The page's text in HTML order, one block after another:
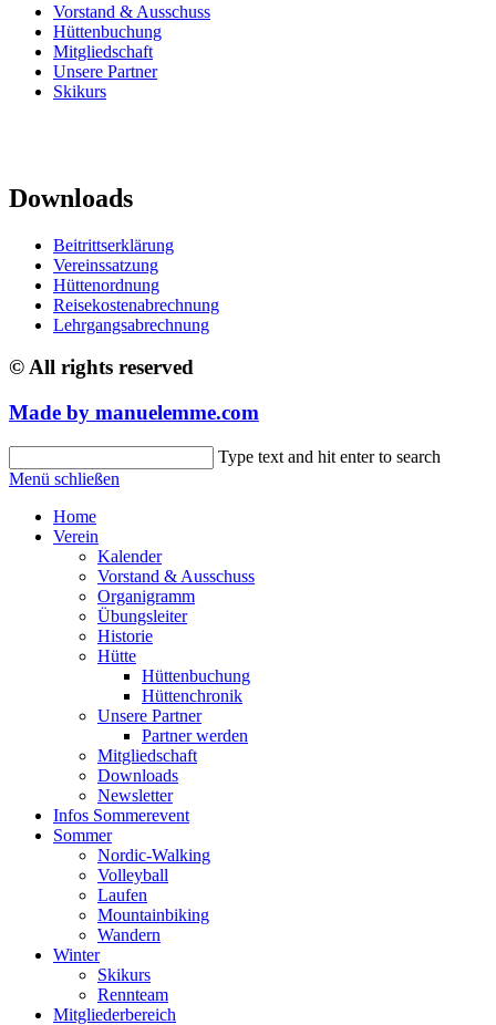
Vorstand & Ausschuss
Hüttenbuchung
Mitgliedschaft
Unsere Partner
Skikurs
Downloads
Beitrittserklärung
Vereinssatzung
Hüttenordnung
Reisekostenabrechnung
Lehrgangsabrechnung
© All rights reserved
Made by manuelemme.com
nach:
Type text and hit enter to search
Menü schließen
Home
Verein
Kalender
Vorstand & Ausschuss
Organigramm
Übungsleiter
Historie
Hütte
Hüttenbuchung
Hüttenchronik
Unsere Partner
Partner werden
Mitgliedschaft
Downloads
Newsletter
Infos Sommerevent
Sommer
Nordic-Walking
Volleyball
Laufen
Mountainbiking
Wandern
Winter
Skikurs
Rennteam
Mitgliederbereich